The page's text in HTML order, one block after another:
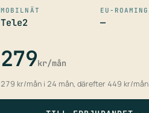
MOBILNÄT
Tele2
EU-ROAMING
—
279kr/mån
279 kr/mån i 24 mån, därefter 449 kr/mån